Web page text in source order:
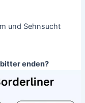
und Sehnsucht
enden?